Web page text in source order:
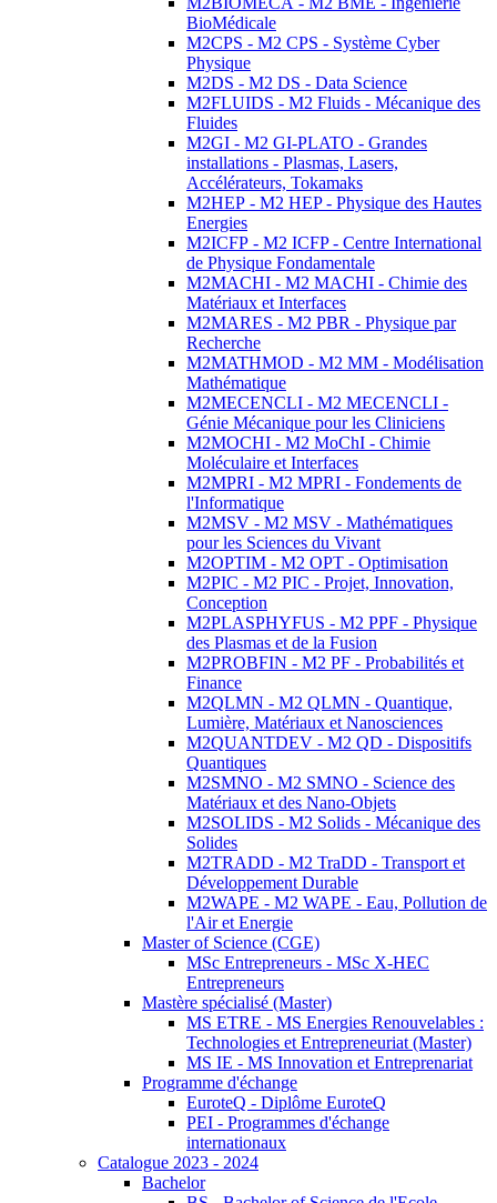
BioMédicale
M2CPS - M2 CPS - Système Cyber
Physique
M2DS - M2 DS - Data Science
M2FLUIDS - M2 Fluids - Mécanique des
Fluides
M2GI - M2 GI-PLATO - Grandes
installations - Plasmas, Lasers,
Accélérateurs, Tokamaks
M2HEP - M2 HEP - Physique des Hautes
Energies
M2ICFP - M2 ICFP - Centre International
de Physique Fondamentale
M2MACHI - M2 MACHI - Chimie des
Matériaux et Interfaces
M2MARES - M2 PBR - Physique par
Recherche
M2MATHMOD - M2 MM - Modélisation
Mathématique
M2MECENCLI - M2 MECENCLI -
Génie Mécanique pour les Cliniciens
M2MOCHI - M2 MoChI - Chimie
Moléculaire et Interfaces
M2MPRI - M2 MPRI - Fondements de
l'Informatique
M2MSV - M2 MSV - Mathématiques
pour les Sciences du Vivant
M2OPTIM - M2 OPT - Optimisation
M2PIC - M2 PIC - Projet, Innovation,
Conception
M2PLASPHYFUS - M2 PPF - Physique
des Plasmas et de la Fusion
M2PROBFIN - M2 PF - Probabilités et
Finance
M2QLMN - M2 QLMN - Quantique,
Lumière, Matériaux et Nanosciences
M2QUANTDEV - M2 QD - Dispositifs
Quantiques
M2SMNO - M2 SMNO - Science des
Matériaux et des Nano-Objets
M2SOLIDS - M2 Solids - Mécanique des
Solides
M2TRADD - M2 TraDD - Transport et
Développement Durable
M2WAPE - M2 WAPE - Eau, Pollution de
l'Air et Energie
Master of Science (CGE)
MSc Entrepreneurs - MSc X-HEC
Entrepreneurs
Mastère spécialisé (Master)
MS ETRE - MS Energies Renouvelables :
Technologies et Entrepreneuriat (Master)
MS IE - MS Innovation et Entreprenariat
Programme d'échange
EuroteQ - Diplôme EuroteQ
PEI - Programmes d'échange
internationaux
Catalogue 2023 - 2024
Bachelor